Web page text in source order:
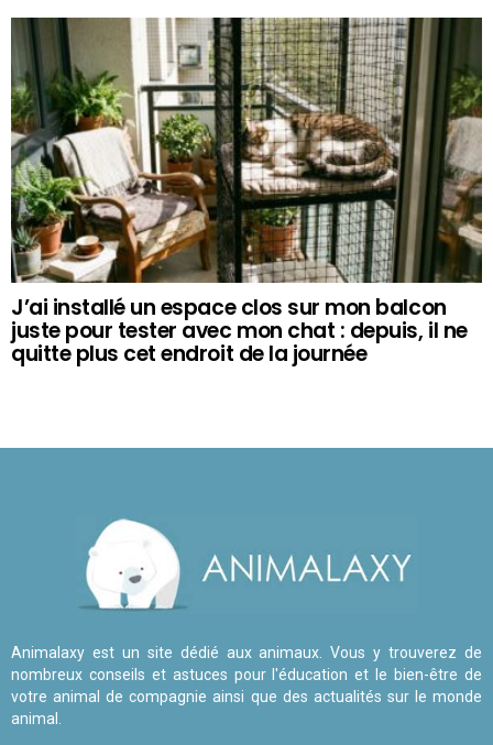
J’ai installé un espace clos sur mon balcon
juste pour tester avec mon chat : depuis, il ne
quitte plus cet endroit de la journée
Animalaxy est un site dédié aux animaux. Vous y trouverez de
nombreux conseils et astuces pour l'éducation et le bien-être de
votre animal de compagnie ainsi que des actualités sur le monde
animal.